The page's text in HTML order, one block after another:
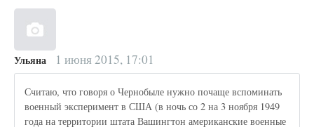
Ульяна 1 июня 2015, 17:01
Считаю, что говоря о Чернобыле нужно почаще вспоминать
военный эксперимент в США (в ночь со 2 на 3 ноября 1949
года на территории штата Вашингтон американские военные